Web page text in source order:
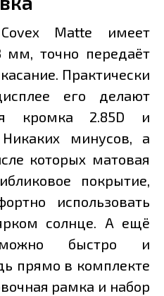
Matte имеет
мм, точно передаёт
Практически
его делают
кромка 2.85D и
минусов, а
которых матовая
покрытие,
использовать
солнце. А ещё
быстро и
прямо в комплекте
рамка и набор